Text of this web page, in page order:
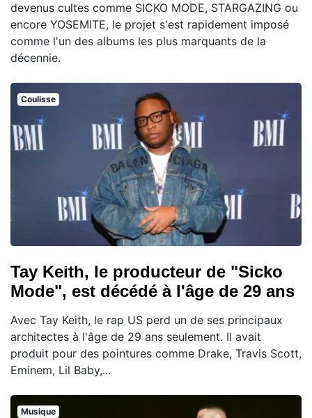
devenus cultes comme SICKO MODE, STARGAZING ou
encore YOSEMITE, le projet s'est rapidement imposé
comme l'un des albums les plus marquants de la
décennie.
Coulisse
Tay Keith, le producteur de "Sicko
Mode", est décédé à l'âge de 29 ans
Avec Tay Keith, le rap US perd un de ses principaux
architectes à l'âge de 29 ans seulement. Il avait
produit pour des pointures comme Drake, Travis Scott,
Eminem, Lil Baby,...
Musique